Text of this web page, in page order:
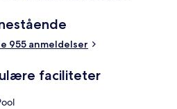
af 10.
955 anmeldelser
faciliteter